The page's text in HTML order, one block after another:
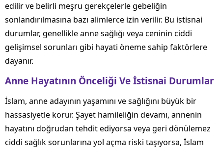
edilir ve belirli meşru gerekçelerle gebeliğin
sonlandırılmasına bazı alimlerce izin verilir. Bu istisnai
durumlar, genellikle anne sağlığı veya ceninin ciddi
gelişimsel sorunları gibi hayati öneme sahip faktörlere
dayanır.
Anne Hayatının Önceliği Ve İstisnai Durumlar
İslam, anne adayının yaşamını ve sağlığını büyük bir
hassasiyetle korur. Şayet hamileliğin devamı, annenin
hayatını doğrudan tehdit ediyorsa veya geri dönülemez
ciddi sağlık sorunlarına yol açma riski taşıyorsa, İslam